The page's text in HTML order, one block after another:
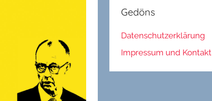
Gedöns
Datenschutzerklärung
Impressum und Kontakt